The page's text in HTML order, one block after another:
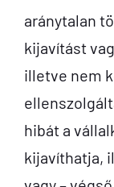
aránytalan
kijavítást
illetve nem
hibát a
kijavíthatja,